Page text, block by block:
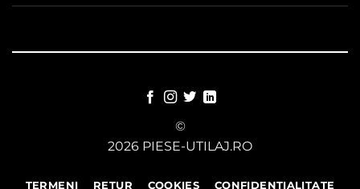
©
2026 PIESE-UTILAJ.RO
TERMENI RETUR COOKIES CONFIDENTIALITATE